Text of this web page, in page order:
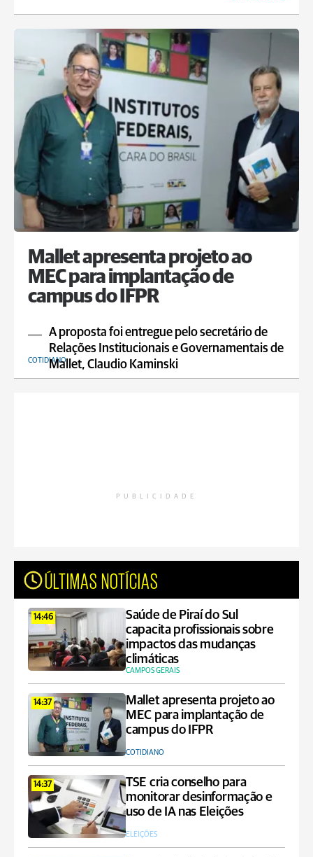
Mallet apresenta projeto ao
MEC para implantação de
campus do IFPR
A proposta foi entregue pelo secretário de
Relações Institucionais e Governamentais de
Mallet, Claudio Kaminski
COTIDIANO
PUBLICIDADE
ÚLTIMAS NOTÍCIAS
14:46
Saúde de Piraí do Sul
capacita profissionais sobre
impactos das mudanças
climáticas
CAMPOS GERAIS
14:37
Mallet apresenta projeto ao
MEC para implantação de
campus do IFPR
COTIDIANO
14:37
TSE cria conselho para
monitorar desinformação e
uso de IA nas Eleições
ELEIÇÕES